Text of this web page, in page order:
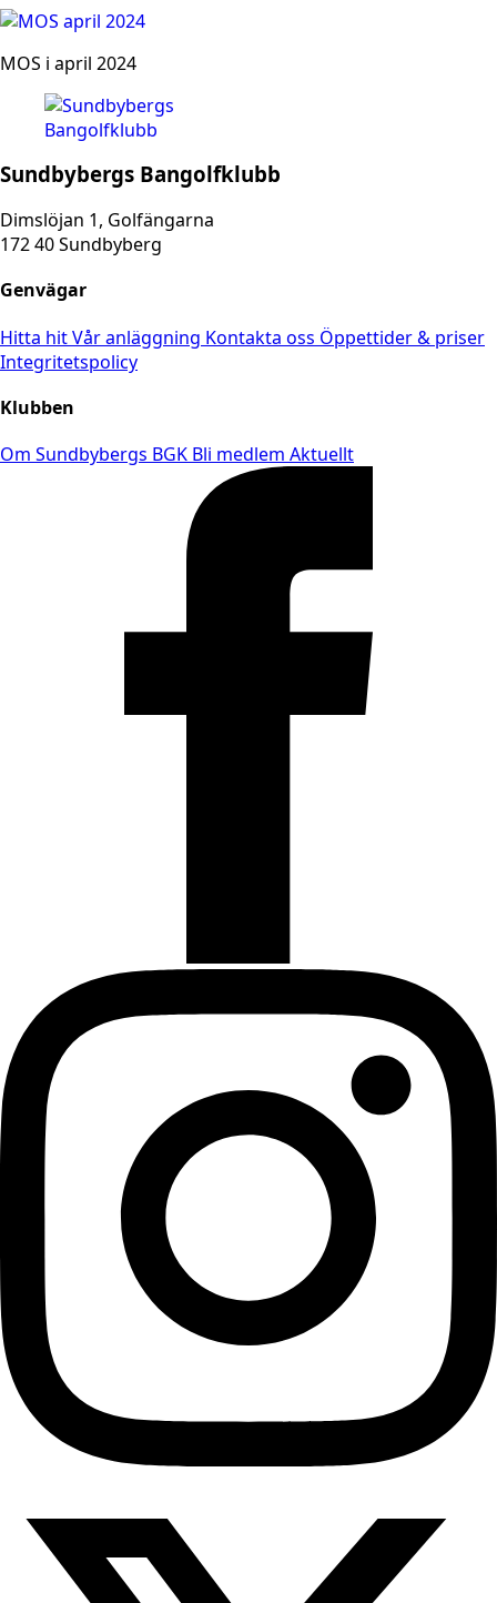
MOS i april 2024
Sundbybergs Bangolfklubb
Dimslöjan 1, Golfängarna
172 40 Sundbyberg
Genvägar
Hitta hitVår anläggning Kontakta oss Öppettider & priser
Integritetspolicy
Klubben
Om Sundbybergs BGK Bli medlem Aktuellt